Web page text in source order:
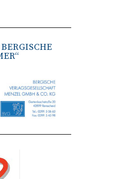
sowie über die
am
Münster.
im
müssen
Und wie
Mit diesen und
Ende Juni in
Nordrhein-